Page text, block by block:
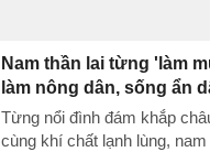
Nam thần lai từng 'làm
làm nông dân, sống ẩn
Từng nổi đình đám khắp
cùng khí chất lạnh lùng,